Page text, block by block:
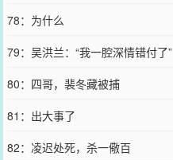
78：为什么
79：吴洪兰：“我一腔深情错付了”
80：四哥，裴冬藏被捕
81：出大事了
82：凌迟处死，杀一儆百